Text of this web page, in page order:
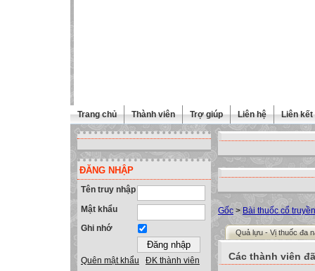
Trang chủ Thành viên Trợ giúp Liên hệ Liên kết
ĐĂNG NHẬP
Tên truy nhập
Mật khẩu
Ghi nhớ
Quên mật khẩu ĐK thành viên
Gốc > Bài thuốc cổ truyền
Quả lựu - Vị thuốc đa
Các thành viên